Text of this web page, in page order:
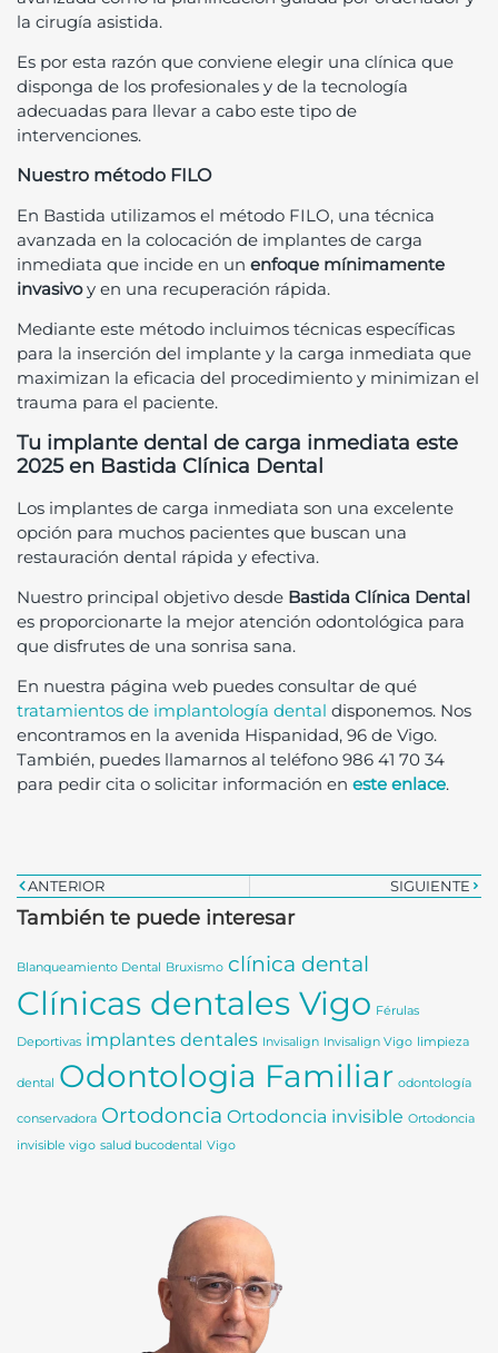
la cirugía asistida.
Es por esta razón que conviene elegir una clínica que
disponga de los profesionales y de la tecnología
adecuadas para llevar a cabo este tipo de
intervenciones.
Nuestro método FILO
En Bastida utilizamos el método FILO, una técnica
avanzada en la colocación de implantes de carga
inmediata que incide en un enfoque mínimamente
invasivoy en una recuperación rápida.
Mediante este método incluimos técnicas específicas
para la inserción del implante y la carga inmediata que
maximizan la eficacia del procedimiento y minimizan el
trauma para el paciente.
Tu implante dental de carga inmediata este
2025 en Bastida Clínica Dental
Los implantes de carga inmediata son una excelente
opción para muchos pacientes que buscan una
restauración dental rápida y efectiva.
Nuestro principal objetivo desde Bastida Clínica Dental
es proporcionarte la mejor atención odontológica para
que disfrutes de una sonrisa sana.
En nuestra página web puedes consultar de qué
tratamientos de implantología dental disponemos. Nos
encontramos en la avenida Hispanidad, 96 de Vigo.
También, puedes llamarnos al teléfono 986 41 70 34
para pedir cita o solicitar información en este enlace.
ANTERIOR SIGUIENTE
También te puede interesar
Blanqueamiento Dental Bruxismo clínica dental
Clínicas dentales Vigo Férulas
Deportivas implantes dentales Invisalign Invisalign Vigo limpieza
dental Odontologia Familiar odontología
conservadora Ortodoncia Ortodoncia invisible Ortodoncia
invisible vigo salud bucodental Vigo